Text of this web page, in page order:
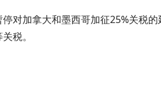
停对加拿大和墨西哥加征25%关税
税。